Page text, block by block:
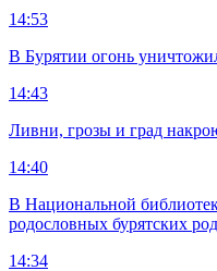
14:53
В Бурятии огонь
14:43
Ливни, грозы и град
14:40
В Национальной
родословных бурятских
14:34